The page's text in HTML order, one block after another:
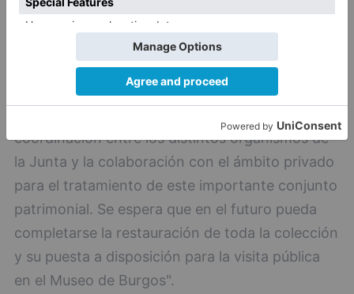
La viceconsejera ha manifestado que "en los
coordinación entre los distintos organismos de
la Junta y la colaboración con el ámbito privado
para el tratamiento de este importante conjunto
patrimonial. Se espera que en el futuro pueda
completarse la restauración de toda la colección
y su puesta a disposición para la visita pública
en el Museo de Burgos".